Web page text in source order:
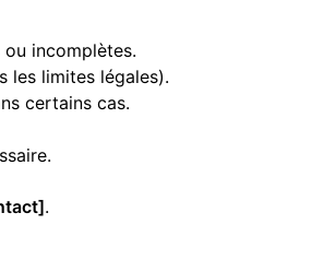
incomplètes.
les limites légales).
certains cas.
.